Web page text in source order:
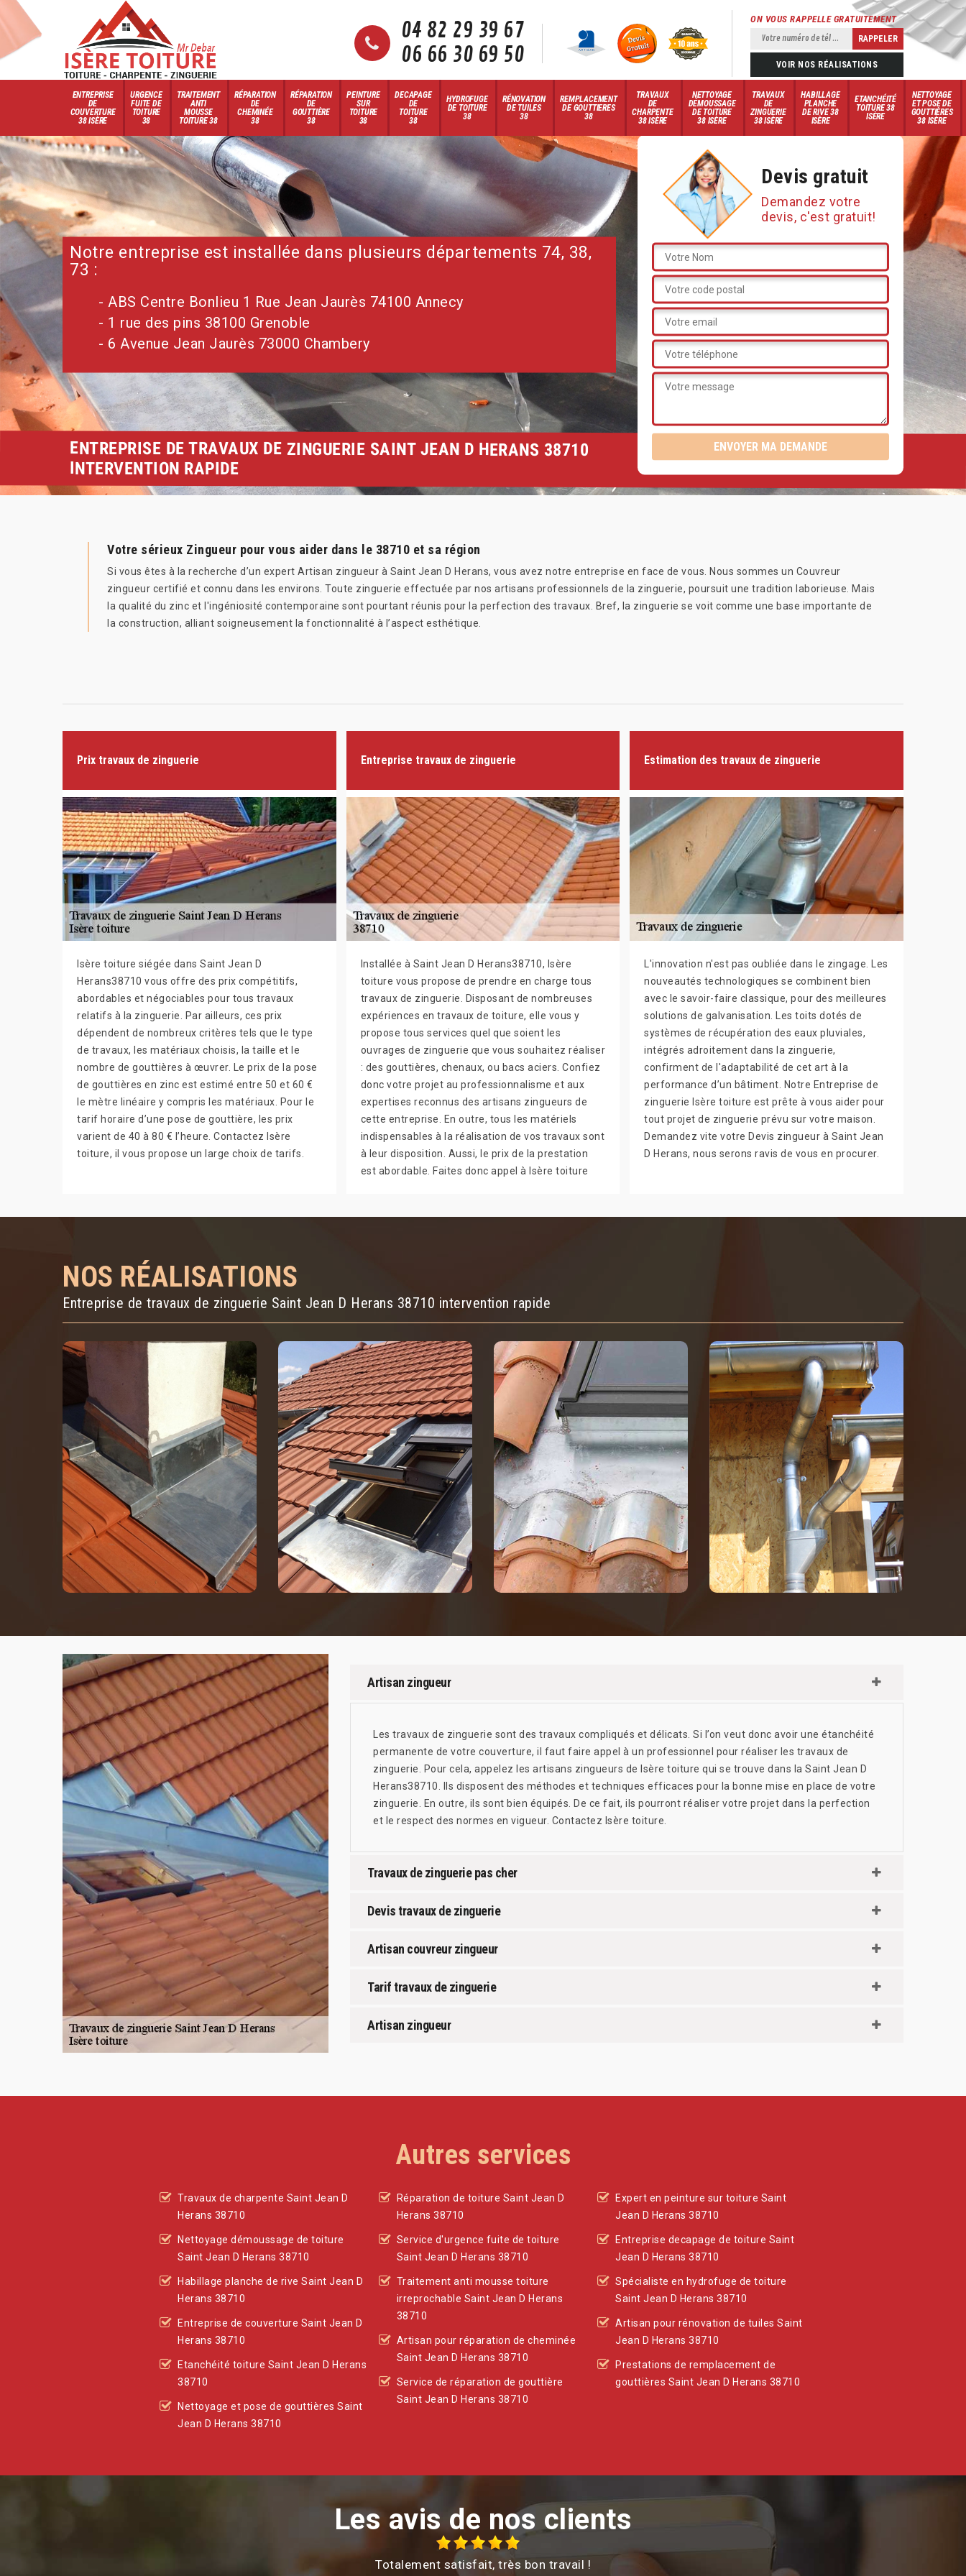
04 82 29 39 67
06 66 30 69 50
ON VOUS RAPPELLE GRATUITEMENT
VOIR NOS RÉALISATIONS
ENTREPRISE
DE
COUVERTURE
38 ISÈRE
URGENCE
FUITE DE
TOITURE
38
TRAITEMENT
ANTI
MOUSSE
TOITURE 38
RÉPARATION
DE
CHEMINÉE
38
RÉPARATION
DE
GOUTTIÈRE
38
PEINTURE
SUR
TOITURE
38
DECAPAGE
DE
TOITURE
38
HYDROFUGE
DE TOITURE
38
RÉNOVATION
DE TUILES
38
REMPLACEMENT
DE GOUTTIERES
38
TRAVAUX
DE
CHARPENTE
38 ISÈRE
NETTOYAGE
DÉMOUSSAGE
DE TOITURE
38 ISÈRE
TRAVAUX
DE
ZINGUERIE
38 ISÈRE
HABILLAGE
PLANCHE
DE RIVE 38
ISÈRE
ETANCHÉITÉ
TOITURE 38
ISÈRE
NETTOYAGE
ET POSE DE
GOUTTIÈRES
38 ISÈRE
Notre entreprise est installée dans plusieurs départements 74, 38,
73 :
- ABS Centre Bonlieu 1 Rue Jean Jaurès 74100 Annecy
- 1 rue des pins 38100 Grenoble
- 6 Avenue Jean Jaurès 73000 Chambery
Devis gratuit
Demandez votre
devis, c'est gratuit!
ENTREPRISE DE TRAVAUX DE ZINGUERIE SAINT JEAN D HERANS 38710
INTERVENTION RAPIDE
Votre sérieux Zingueur pour vous aider dans le 38710 et sa région
Si vous êtes à la recherche d’un expert Artisan zingueur à Saint Jean D Herans, vous avez notre entreprise en face de vous. Nous sommes un Couvreur
zingueur certifié et connu dans les environs. Toute zinguerie effectuée par nos artisans professionnels de la zinguerie, poursuit une tradition laborieuse. Mais
la qualité du zinc et l'ingéniosité contemporaine sont pourtant réunis pour la perfection des travaux. Bref, la zinguerie se voit comme une base importante de
la construction, alliant soigneusement la fonctionnalité à l’aspect esthétique.
Prix travaux de zinguerie
Isère toiture siégée dans Saint Jean D
Herans38710 vous offre des prix compétitifs,
abordables et négociables pour tous travaux
relatifs à la zinguerie. Par ailleurs, ces prix
dépendent de nombreux critères tels que le type
de travaux, les matériaux choisis, la taille et le
nombre de gouttières à œuvrer. Le prix de la pose
de gouttières en zinc est estimé entre 50 et 60 €
le mètre linéaire y compris les matériaux. Pour le
tarif horaire d’une pose de gouttière, les prix
varient de 40 à 80 € l’heure. Contactez Isère
toiture, il vous propose un large choix de tarifs.
Entreprise travaux de zinguerie
Installée à Saint Jean D Herans38710, Isère
toiture vous propose de prendre en charge tous
travaux de zinguerie. Disposant de nombreuses
expériences en travaux de toiture, elle vous y
propose tous services quel que soient les
ouvrages de zinguerie que vous souhaitez réaliser
: des gouttières, chenaux, ou bacs aciers. Confiez
donc votre projet au professionnalisme et aux
expertises reconnus des artisans zingueurs de
cette entreprise. En outre, tous les matériels
indispensables à la réalisation de vos travaux sont
à leur disposition. Aussi, le prix de la prestation
est abordable. Faites donc appel à Isère toiture
Estimation des travaux de zinguerie
L'innovation n'est pas oubliée dans le zingage. Les
nouveautés technologiques se combinent bien
avec le savoir-faire classique, pour des meilleures
solutions de galvanisation. Les toits dotés de
systèmes de récupération des eaux pluviales,
intégrés adroitement dans la zinguerie,
confirment de l'adaptabilité de cet art à la
performance d’un bâtiment. Notre Entreprise de
zinguerie Isère toiture est prête à vous aider pour
tout projet de zinguerie prévu sur votre maison.
Demandez vite votre Devis zingueur à Saint Jean
D Herans, nous serons ravis de vous en procurer.
NOS RÉALISATIONS
Entreprise de travaux de zinguerie Saint Jean D Herans 38710 intervention rapide
Artisan zingueur
Les travaux de zinguerie sont des travaux compliqués et délicats. Si l’on veut donc avoir une étanchéité
permanente de votre couverture, il faut faire appel à un professionnel pour réaliser les travaux de
zinguerie. Pour cela, appelez les artisans zingueurs de Isère toiture qui se trouve dans la Saint Jean D
Herans38710. Ils disposent des méthodes et techniques efficaces pour la bonne mise en place de votre
zinguerie. En outre, ils sont bien équipés. De ce fait, ils pourront réaliser votre projet dans la perfection
et le respect des normes en vigueur. Contactez Isère toiture.
Travaux de zinguerie pas cher
Devis travaux de zinguerie
Artisan couvreur zingueur
Tarif travaux de zinguerie
Artisan zingueur
Autres services
Travaux de charpente Saint Jean D
Herans 38710
Nettoyage démoussage de toiture
Saint Jean D Herans 38710
Habillage planche de rive Saint Jean D
Herans 38710
Entreprise de couverture Saint Jean D
Herans 38710
Etanchéité toiture Saint Jean D Herans
38710
Nettoyage et pose de gouttières Saint
Jean D Herans 38710
Réparation de toiture Saint Jean D
Herans 38710
Service d'urgence fuite de toiture
Saint Jean D Herans 38710
Traitement anti mousse toiture
irreprochable Saint Jean D Herans
38710
Artisan pour réparation de cheminée
Saint Jean D Herans 38710
Service de réparation de gouttière
Saint Jean D Herans 38710
Expert en peinture sur toiture Saint
Jean D Herans 38710
Entreprise decapage de toiture Saint
Jean D Herans 38710
Spécialiste en hydrofuge de toiture
Saint Jean D Herans 38710
Artisan pour rénovation de tuiles Saint
Jean D Herans 38710
Prestations de remplacement de
gouttières Saint Jean D Herans 38710
Les avis de nos clients
Totalement satisfait, très bon travail !